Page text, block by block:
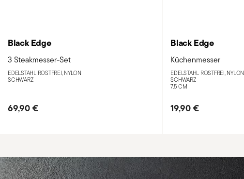
Black Edge
3 Steakmesser-Set
EDELSTAHL ROSTFREI, NYLON
SCHWARZ
69,90 €
Black Edge
Küchenmesser
EDELSTAHL ROSTFREI, NYLON
SCHWARZ
7,5 CM
19,90 €